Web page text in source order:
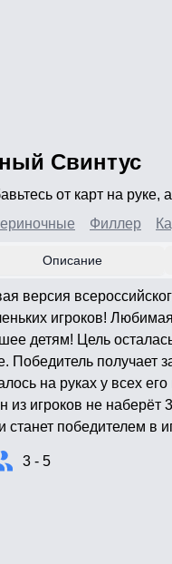
Свинтус
от карт на руке,
Филлер
Описание
версия
игроков!
детям! Цель
Победитель получает
на руках у всех
из игроков не наберёт
станет победителем в
3 - 5